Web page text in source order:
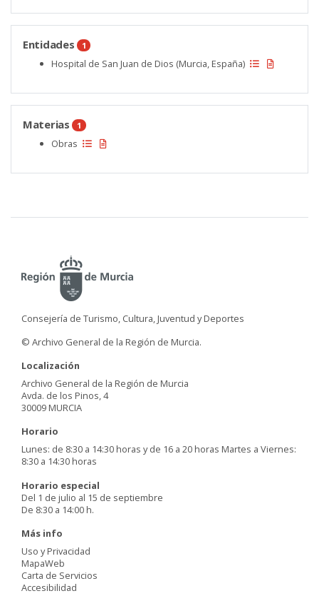
Entidades 1
Hospital de San Juan de Dios (Murcia, España)
Materias 1
Obras
Consejería de Turismo, Cultura, Juventud y Deportes
© Archivo General de la Región de Murcia.
Localización
Archivo General de la Región de Murcia
Avda. de los Pinos, 4
30009 MURCIA
Horario
Lunes: de 8:30 a 14:30 horas y de 16 a 20 horas Martes a Viernes:
8:30 a 14:30 horas
Horario especial
Del 1 de julio al 15 de septiembre
De 8:30 a 14:00 h.
Más info
Uso y Privacidad
MapaWeb
Carta de Servicios
Accesibilidad